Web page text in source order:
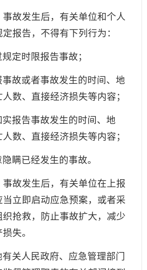
故发生后，有关单位和个人
报告，不得有下列行为：
规定时限报告事故；
事故或者事故发生的时间、地
数、直接经济损失等内容；
实报告事故发生的时间、地
数、直接经济损失等内容；
隐瞒已经发生的事故。
故发生后，有关单位在上报
立即启动应急预案，或者采
抢救，防止事故扩大，减少
失。
关人民政府、应急管理部门